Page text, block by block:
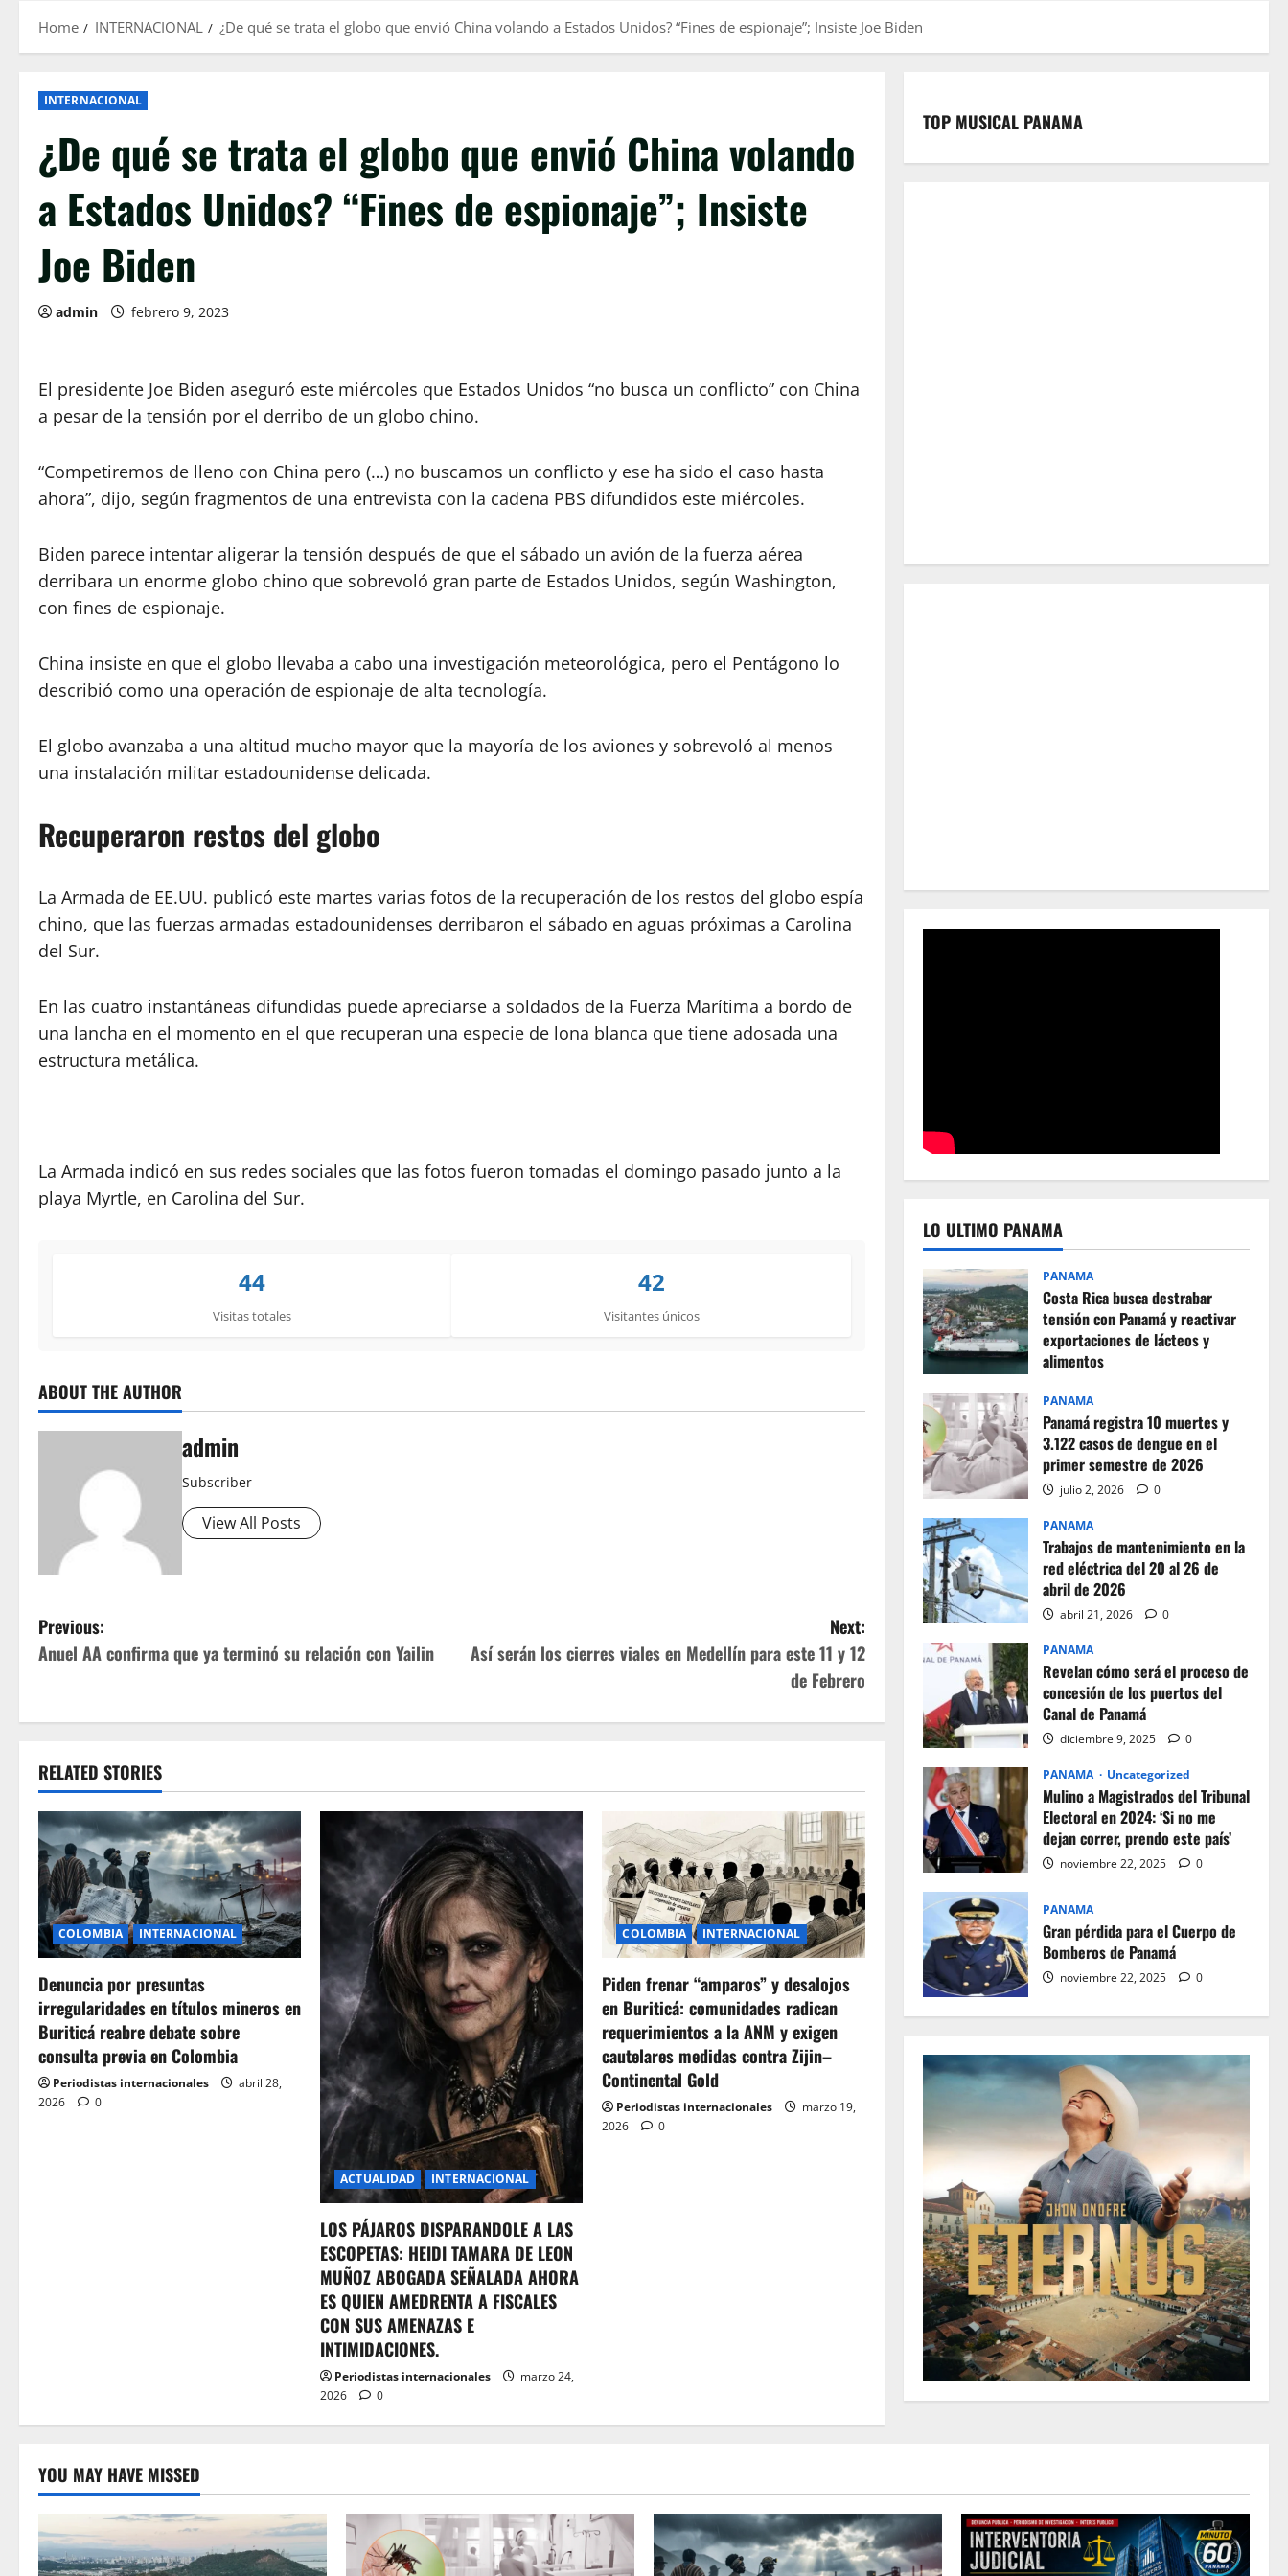
Home INTERNACIONAL ¿De qué se trata el globo que envió China volando a Estados Unidos? “Fines de espionaje”; Insiste Joe Biden
INTERNACIONAL
¿De qué se trata el globo que envió China volando
a Estados Unidos? “Fines de espionaje”; Insiste
Joe Biden
admin febrero 9, 2023
El presidente Joe Biden aseguró este miércoles que Estados Unidos “no busca un conflicto” con China
a pesar de la tensión por el derribo de un globo chino.
“Competiremos de lleno con China pero (…) no buscamos un conflicto y ese ha sido el caso hasta
ahora”, dijo, según fragmentos de una entrevista con la cadena PBS difundidos este miércoles.
Biden parece intentar aligerar la tensión después de que el sábado un avión de la fuerza aérea
derribara un enorme globo chino que sobrevoló gran parte de Estados Unidos, según Washington,
con fines de espionaje.
China insiste en que el globo llevaba a cabo una investigación meteorológica, pero el Pentágono lo
describió como una operación de espionaje de alta tecnología.
El globo avanzaba a una altitud mucho mayor que la mayoría de los aviones y sobrevoló al menos
una instalación militar estadounidense delicada.
Recuperaron restos del globo
La Armada de EE.UU. publicó este martes varias fotos de la recuperación de los restos del globo espía
chino, que las fuerzas armadas estadounidenses derribaron el sábado en aguas próximas a Carolina
del Sur.
En las cuatro instantáneas difundidas puede apreciarse a soldados de la Fuerza Marítima a bordo de
una lancha en el momento en el que recuperan una especie de lona blanca que tiene adosada una
estructura metálica.
La Armada indicó en sus redes sociales que las fotos fueron tomadas el domingo pasado junto a la
playa Myrtle, en Carolina del Sur.
44
Visitas totales
42
Visitantes únicos
ABOUT THE AUTHOR
admin
Subscriber
View All Posts
P
o
s
n
a
v
i
g
a
t
i
o
Previous:
Anuel AA confirma que ya terminó su relación con Yailin
Next:
Así serán los cierres viales en Medellín para este 11 y 12
de Febrero
RELATED STORIES
COLOMBIA INTERNACIONAL
Denuncia por presuntas
irregularidades en títulos mineros en
Buriticá reabre debate sobre
consulta previa en Colombia
Periodistas internacionales
abril 28,
2026
0
ACTUALIDAD INTERNACIONAL
LOS PÁJAROS DISPARANDOLE A LAS
ESCOPETAS: HEIDI TAMARA DE LEON
MUÑOZ ABOGADA SEÑALADA AHORA
ES QUIEN AMEDRENTA A FISCALES
CON SUS AMENAZAS E
INTIMIDACIONES.
Periodistas internacionales
marzo 24,
2026
0
COLOMBIA INTERNACIONAL
Piden frenar “amparos” y desalojos
en Buriticá: comunidades radican
requerimientos a la ANM y exigen
cautelares medidas contra Zijin–
Continental Gold
Periodistas internacionales
marzo 19,
2026
0
TOP MUSICAL PANAMA
LO ULTIMO PANAMA
PANAMA
Costa Rica busca destrabar
tensión con Panamá y reactivar
exportaciones de lácteos y
alimentos
PANAMA
Panamá registra 10 muertes y
3.122 casos de dengue en el
primer semestre de 2026
julio 2, 2026 0
PANAMA
Trabajos de mantenimiento en la
red eléctrica del 20 al 26 de
abril de 2026
abril 21, 2026 0
PANAMA
Revelan cómo será el proceso de
concesión de los puertos del
Canal de Panamá
diciembre 9, 2025 0
PANAMA Uncategorized
Mulino a Magistrados del Tribunal
Electoral en 2024: ‘Si no me
dejan correr, prendo este país’
noviembre 22, 2025 0
PANAMA
Gran pérdida para el Cuerpo de
Bomberos de Panamá
noviembre 22, 2025 0
YOU MAY HAVE MISSED